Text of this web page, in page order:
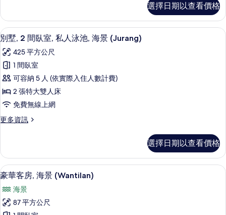
雙
人
床,
海
景
(Ulin
Pavillion)
的
所
有
片
1
張
特
大
雙
人
海
景
(Ulin
Pavillion)
的
選擇日期以查看價格
顯
示
別
墅,
2
間
臥
室,
人
泳
池,
海
景
高級寢具、客房內保險箱、免費無線上
8
別墅, 2 間臥室, 私人泳池, 海景 (Jurang)
425 平方公尺
1 間臥室
可容納 5 人 (依實際入住人數計費)
2 張特大雙人床
免費無線上網
更多資訊
更
2
間
臥
私
人
泳
選擇日期以查看價格
顯
示
豪
華
豪華客房, 海景 (Wantilan) | 高級寢具
10
豪華客房, 海景 (Wantilan)
海景
87 平方公尺